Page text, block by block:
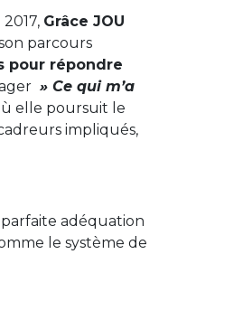
Grâce JOU
parcours
pour répondre
»Ce qui m’a
elle poursuit le
impliqués,
parfaite adéquation
le système de